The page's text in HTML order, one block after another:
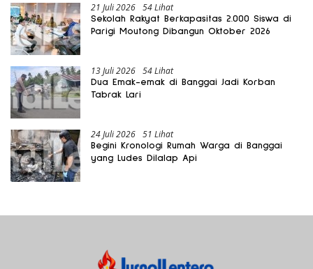
21 Juli 2026 54 Lihat
Sekolah Rakyat Berkapasitas 2.000 Siswa di
Parigi Moutong Dibangun Oktober 2026
13 Juli 2026 54 Lihat
Dua Emak-emak di Banggai Jadi Korban
Tabrak Lari
24 Juli 2026 51 Lihat
Begini Kronologi Rumah Warga di Banggai
yang Ludes Dilalap Api